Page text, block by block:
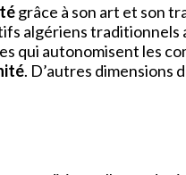
grâce à son art et son
algériens traditionnels
qui autonomisent les
. D’autres dimensions